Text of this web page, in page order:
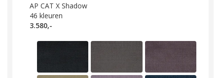
AP CAT X Shadow
46 kleuren
3.580,-